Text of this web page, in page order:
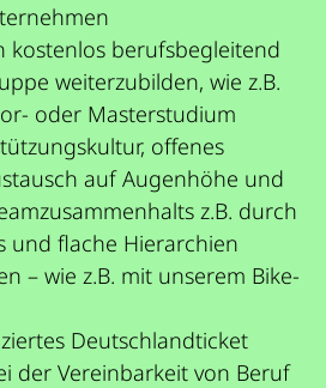
kostenlos berufsbegleitend
weiterzubilden, wie z.B.
oder Masterstudium
offenes
auf Augenhöhe und
z.B. durch
und flache Hierarchien
– wie z.B. mit unserem Bike-
Deutschlandticket
der Vereinbarkeit von Beruf